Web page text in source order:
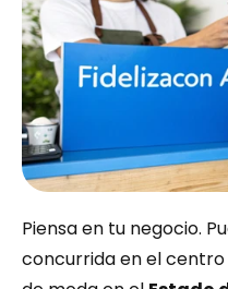
Piensa en tu negocio.
concurrida en el centro